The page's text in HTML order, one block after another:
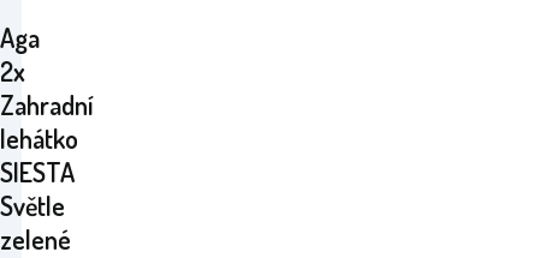
Aga
2x
Zahradní
lehátko
SIESTA
Světle
zelené